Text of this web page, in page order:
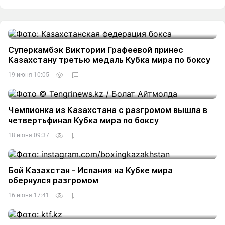
Суперкамбэк Виктории Графеевой принес
Казахстану третью медаль Кубка мира по боксу
19 июня 10:05
Чемпионка из Казахстана с разгромом вышла в
четвертьфинал Кубка мира по боксу
18 июня 09:37
Бой Казахстан - Испания на Кубке мира
обернулся разгромом
16 июня 17:41